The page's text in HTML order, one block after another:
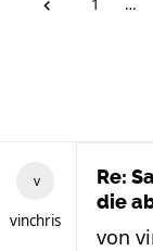
1 …
vinchris
Re:
die
von